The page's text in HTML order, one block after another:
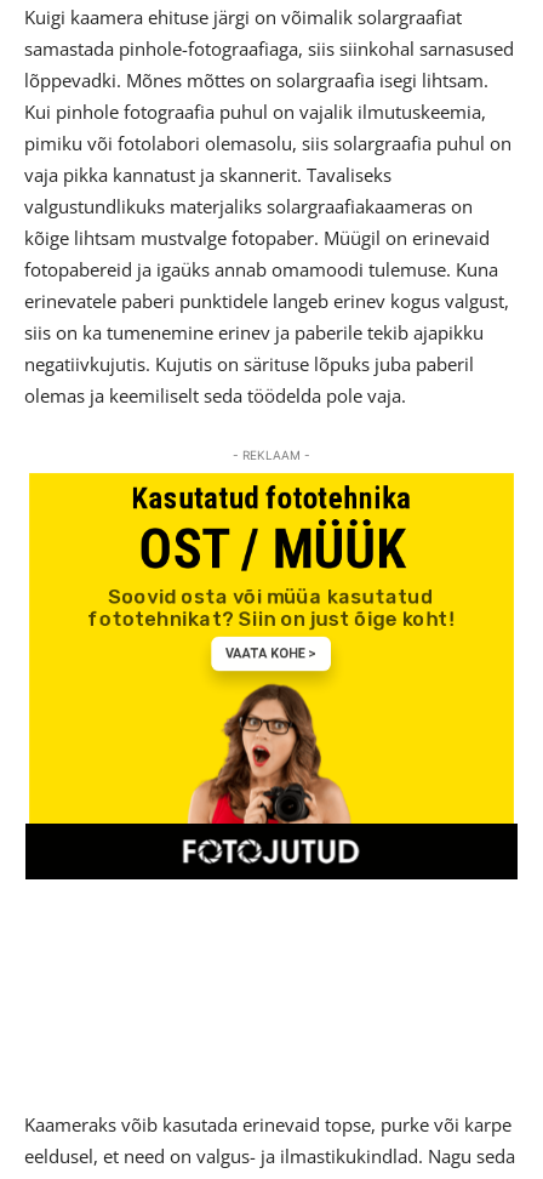
Kuigi kaamera ehituse järgi on võimalik solargraafiat
samastada pinhole-fotograafiaga, siis siinkohal sarnasused
lõppevadki. Mõnes mõttes on solargraafia isegi lihtsam.
Kui pinhole fotograafia puhul on vajalik ilmutuskeemia,
pimiku või fotolabori olemasolu, siis solargraafia puhul on
vaja pikka kannatust ja skannerit. Tavaliseks
valgustundlikuks materjaliks solargraafiakaameras on
kõige lihtsam mustvalge fotopaber. Müügil on erinevaid
fotopabereid ja igaüks annab omamoodi tulemuse. Kuna
erinevatele paberi punktidele langeb erinev kogus valgust,
siis on ka tumenemine erinev ja paberile tekib ajapikku
negatiivkujutis. Kujutis on särituse lõpuks juba paberil
olemas ja keemiliselt seda töödelda pole vaja.
- REKLAAM -
Kaameraks võib kasutada erinevaid topse, purke või karpe
eeldusel, et need on valgus- ja ilmastikukindlad. Nagu seda